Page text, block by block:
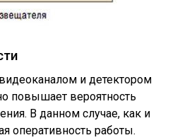
и детектором
повышает вероятность
В данном случае, как и
оперативность работы.